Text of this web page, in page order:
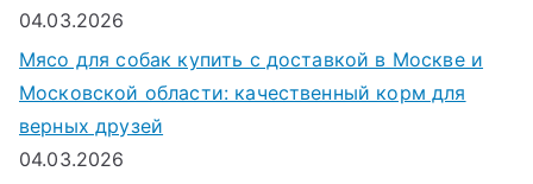
04.03.2026
Мясо для собак купить с доставкой в Москве и
Московской области: качественный корм для
верных друзей
04.03.2026